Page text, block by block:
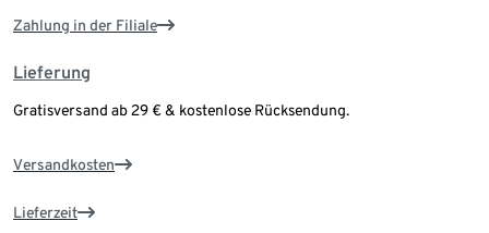
Zahlung in der Filiale
Lieferung
Gratisversand ab 29 € & kostenlose Rücksendung.
Versandkosten
Lieferzeit